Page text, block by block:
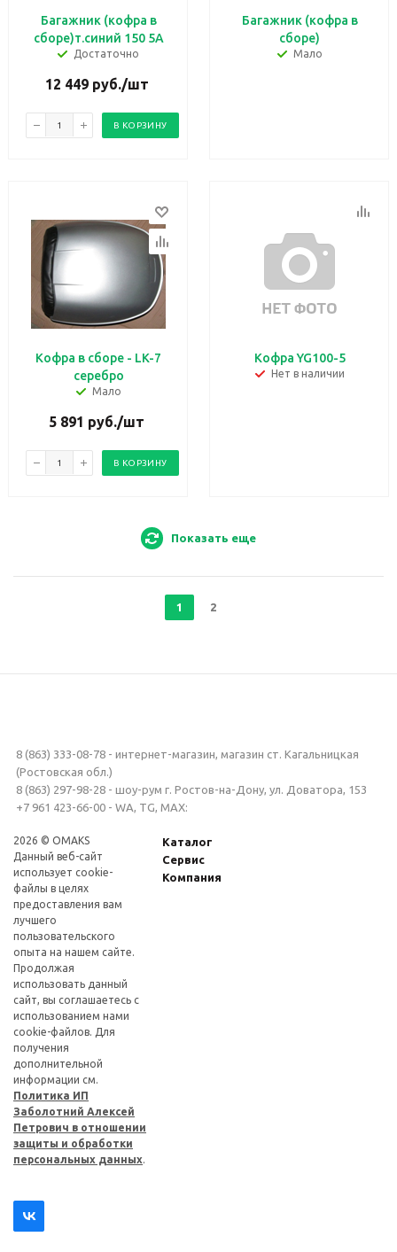
Багажник (кофра в
сборе)т.синий 150 5А
Достаточно
12 449руб./шт
В КОРЗИНУ
Багажник (кофра в
сборе)
Мало
Кофра в сборе - LK-7
серебро
Мало
5 891 руб./шт
В КОРЗИНУ
Кофра YG100-5
Нет в наличии
Показать еще
1 2
8 (863) 333-08-78 - интернет-магазин, магазин ст. Кагальницкая
(Ростовская обл.)
8 (863) 297-98-28 - шоу-рум г. Ростов-на-Дону, ул. Доватора, 153
+7 961 423-66-00 - WA, TG, MAX:
2026 © OMAKS
Данный веб-сайт
использует cookie-
файлы в целях
предоставления вам
лучшего
пользовательского
опыта на нашем сайте.
Продолжая
использовать данный
сайт, вы соглашаетесь с
использованием нами
cookie-файлов. Для
получения
дополнительной
информации см.
Политика ИП
Заболотний Алексей
Петрович в отношении
защиты и обработки
персональных данных.
Каталог
Сервис
Компания